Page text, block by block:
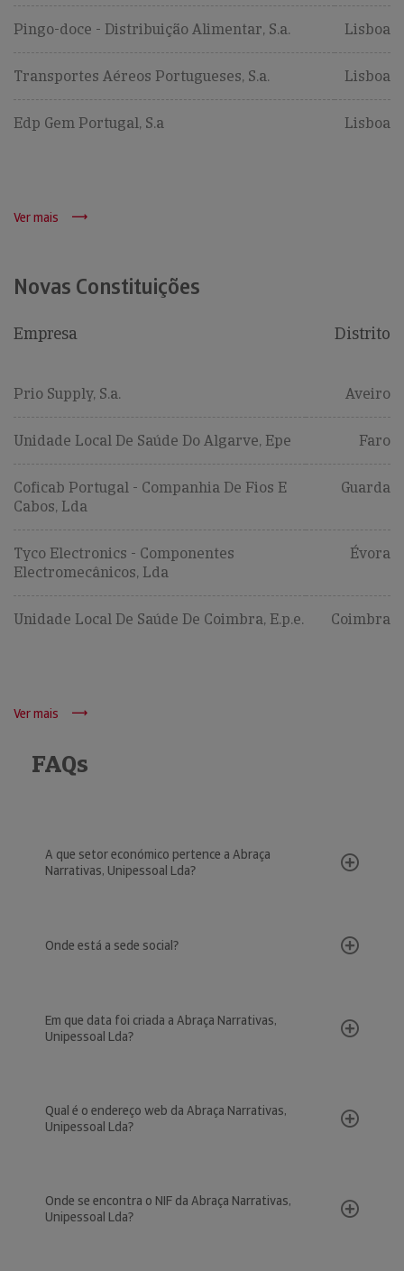
Pingo-doce - Distribuição Alimentar, S.a. Lisboa
Transportes Aéreos Portugueses, S.a. Lisboa
Edp Gem Portugal, S.a Lisboa
Ver mais
Novas Constituições
Empresa Distrito
Prio Supply, S.a. Aveiro
Unidade Local De Saúde Do Algarve, Epe Faro
Coficab Portugal - Companhia De Fios E
Cabos, Lda
Guarda
Tyco Electronics - Componentes
Electromecânicos, Lda
Évora
Unidade Local De Saúde De Coimbra, E.p.e. Coimbra
Ver mais
FAQs
A que setor económico pertence a Abraça
Narrativas, Unipessoal Lda?
Onde está a sede social?
Em que data foi criada a Abraça Narrativas,
Unipessoal Lda?
Qual é o endereço web da Abraça Narrativas,
Unipessoal Lda?
Onde se encontra o NIF da Abraça Narrativas,
Unipessoal Lda?